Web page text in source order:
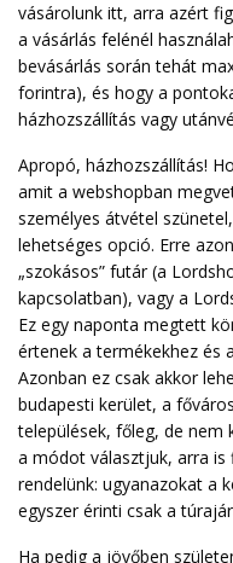
vásárolunk itt, arra azért
a vásárlás felénél
bevásárlás során tehát
forintra), és hogy a
házhozszállítás vagy
Apropó, házhozszállítás!
amit a webshopban
személyes átvétel
lehetséges opció. Erre
„szokásos” futár (a
kapcsolatban), vagy a
Ez egy naponta megtett
értenek a termékekhez és
Azonban ez csak akkor
budapesti kerület, a
települések, főleg, de nem
a módot választjuk, arra is
rendelünk: ugyanazokat a
egyszer érinti csak a
Ha pedig a jövőben